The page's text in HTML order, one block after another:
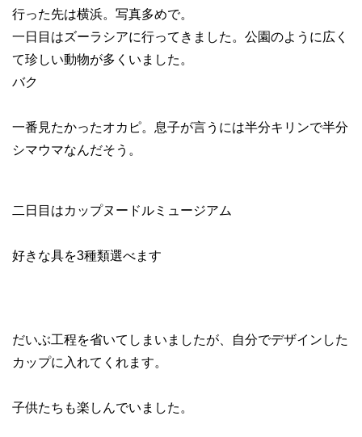
行った先は横浜。写真多めで。
一日目はズーラシアに行ってきました。公園のように広く
て珍しい動物が多くいました。
バク
一番見たかったオカピ。息子が言うには半分キリンで半分
シマウマなんだそう。
二日目はカップヌードルミュージアム
好きな具を3種類選べます
だいぶ工程を省いてしまいましたが、自分でデザインした
カップに入れてくれます。
子供たちも楽しんでいました。